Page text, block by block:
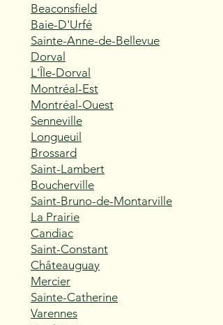
Beaconsfield
Baie-D'Urfé
Sainte-Anne-de-Bellevue
Dorval
L'Île-Dorval
Montréal-Est
Montréal-Ouest
Senneville
Longueuil
Brossard
Saint-Lambert
Boucherville
Saint-Bruno-de-Montarville
La Prairie
Candiac
Saint-Constant
Châteauguay
Mercier
Sainte-Catherine
Varennes